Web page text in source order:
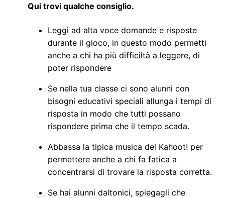
Qui trovi qualche consiglio.
Leggi ad alta voce domande e risposte
durante il gioco, in questo modo permetti
anche a chi ha più difficiltà a leggere, di
poter rispondere
Se nella tua classe ci sono alunni con
bisogni educativi speciali allunga i tempi di
risposta in modo che tutti possano
rispondere prima che il tempo scada.
Abbassa la tipica musica del Kahoot! per
permettere anche a chi fa fatica a
concentrarsi di trovare la risposta corretta.
Se hai alunni daltonici, spiegagli che